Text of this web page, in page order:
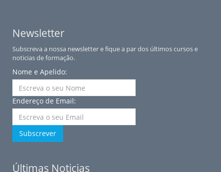
Newsletter
Subscreva a nossa newsletter e fique a par dos últimos cursos e
noticias de formação.
Nome e Apelido:
Endereço de Email:
Subscrever
Últimas Noticias